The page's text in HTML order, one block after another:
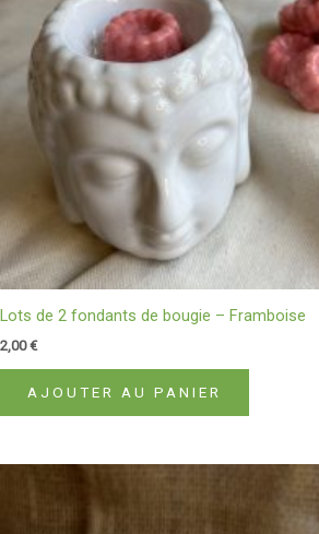
Lots de 2 fondants de bougie – Framboise
2,00€
AJOUTER AU PANIER